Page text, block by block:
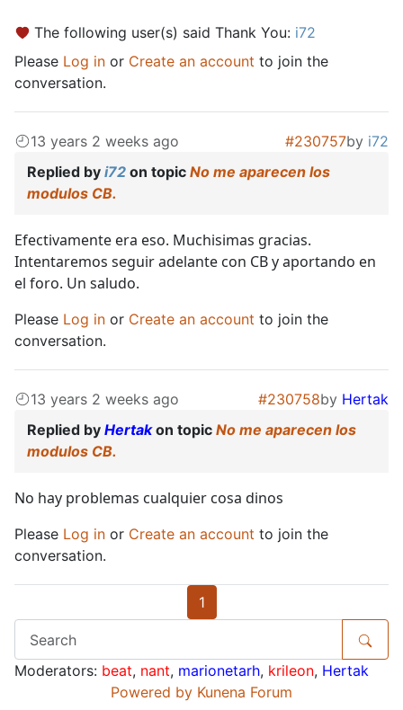
The following user(s) said Thank You: i72
Please Log in or Create an account to join the
conversation.
13 years 2 weeks ago #230757by i72
Replied by i72 on topic No me aparecen los
modulos CB.
Efectivamente era eso. Muchisimas gracias.
Intentaremos seguir adelante con CB y aportando en
el foro. Un saludo.
Please Log in or Create an account to join the
conversation.
13 years 2 weeks ago #230758by Hertak
Replied by Hertakon topic No me aparecen los
modulos CB.
No hay problemas cualquier cosa dinos
Please Log in or Create an account to join the
conversation.
1
Moderators: beat, nant, marionetarh, krileon, Hertak
Powered by Kunena Forum